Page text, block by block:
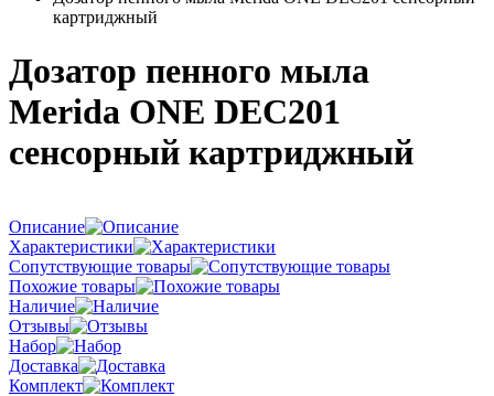
картриджный
Дозатор пенного мыла
Merida ONE DEC201
сенсорный картриджный
Описание
Характеристики
Сопутствующие товары
Похожие товары
Наличие
Отзывы
Набор
Доставка
Комплект